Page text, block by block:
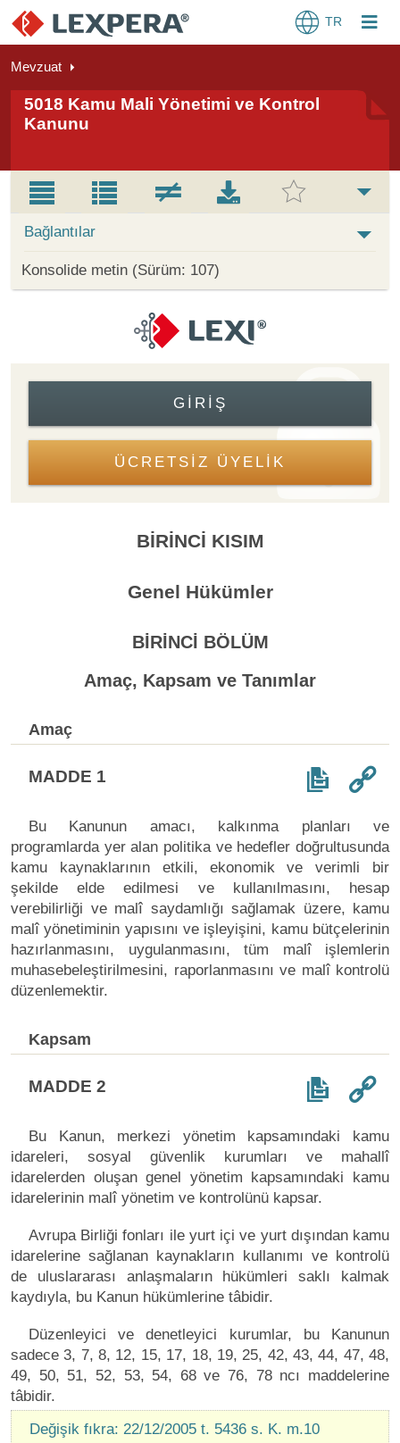
TR
Mevzuat
5018 Kamu Mali Yönetimi ve Kontrol
Kanunu
Bağlantılar
Konsolide metin (Sürüm: 107)
GIRIŞ
ÜCRETSİZ ÜYELİK
BİRİNCİ KISIM
Genel Hükümler
BİRİNCİ BÖLÜM
Amaç, Kapsam ve Tanımlar
Amaç
MADDE 1
Bu Kanunun amacı, kalkınma planları ve
programlarda yer alan politika ve hedefler doğrultusunda
kamu kaynaklarının etkili, ekonomik ve verimli bir
şekilde elde edilmesi ve kullanılmasını, hesap
verebilirliği ve malî saydamlığı sağlamak üzere, kamu
malî yönetiminin yapısını ve işleyişini, kamu bütçelerinin
hazırlanmasını, uygulanmasını, tüm malî işlemlerin
muhasebeleştirilmesini, raporlanmasını ve malî kontrolü
düzenlemektir.
Kapsam
MADDE 2
Bu Kanun, merkezi yönetim kapsamındaki kamu
idareleri, sosyal güvenlik kurumları ve mahallî
idarelerden oluşan genel yönetim kapsamındaki kamu
idarelerinin malî yönetim ve kontrolünü kapsar.
Avrupa Birliği fonları ile yurt içi ve yurt dışından kamu
idarelerine sağlanan kaynakların kullanımı ve kontrolü
de uluslararası anlaşmaların hükümleri saklı kalmak
kaydıyla, bu Kanun hükümlerine tâbidir.
Düzenleyici ve denetleyici kurumlar, bu Kanunun
sadece 3, 7, 8, 12, 15, 17, 18, 19, 25, 42, 43, 44, 47, 48,
49, 50, 51, 52, 53, 54, 68 ve 76, 78 ncı maddelerine
tâbidir.
Değişik fıkra: 22/12/2005 t. 5436 s. K. m.10